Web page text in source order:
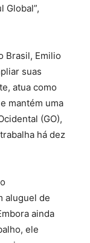
Global”,
Brasil, Emilio
suas
atua como
mantém uma
(GO),
há dez
aluguel de
ainda
ele